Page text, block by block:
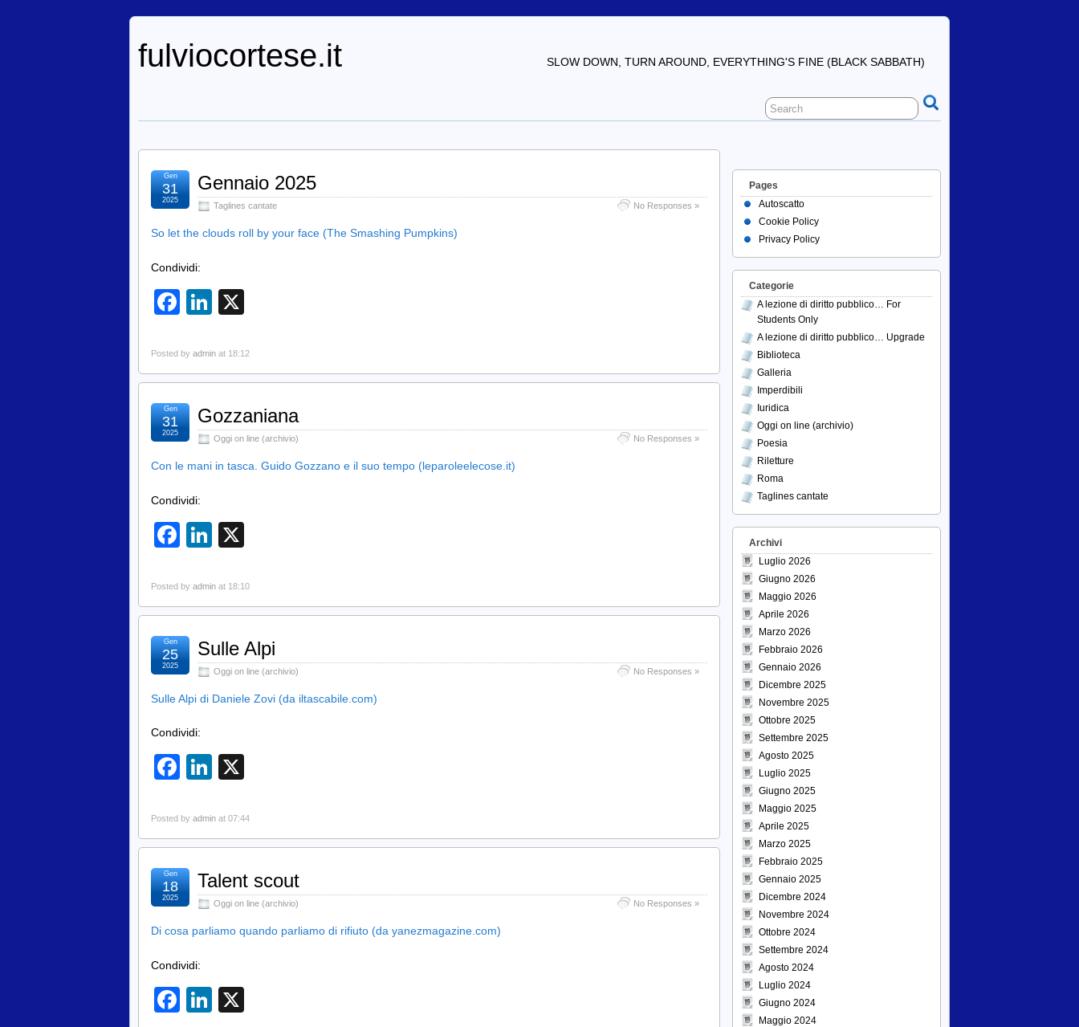
fulviocortese.it SLOW DOWN, TURN AROUND, EVERYTHING'S FINE (BLACK SABBATH)
Gennaio 2025
Taglines cantate No Responses »
Gen
31
2025
So let the clouds roll by your face (The Smashing Pumpkins)
Condividi:
Facebook
LinkedIn
Posted by admin at 18:12
Gozzaniana
Oggi on line (archivio) No Responses »
Gen
31
2025
Con le mani in tasca. Guido Gozzano e il suo tempo (leparoleelecose.it)
Condividi:
Facebook
LinkedIn
Posted by admin at 18:10
Sulle Alpi
Oggi on line (archivio) No Responses »
Gen
25
2025
Sulle Alpi di Daniele Zovi (da iltascabile.com)
Condividi:
Facebook
LinkedIn
Posted by admin at 07:44
Talent scout
Oggi on line (archivio) No Responses »
Gen
18
2025
Di cosa parliamo quando parliamo di rifiuto (da yanezmagazine.com)
Condividi:
Facebook
LinkedIn
Pages
Autoscatto
Cookie Policy
Privacy Policy
Categorie
A lezione di diritto pubblico… For
Students Only
A lezione di diritto pubblico… Upgrade
Biblioteca
Galleria
Imperdibili
Iuridica
Oggi on line (archivio)
Poesia
Riletture
Roma
Taglines cantate
Archivi
Luglio 2026
Giugno 2026
Maggio 2026
Aprile 2026
Marzo 2026
Febbraio 2026
Gennaio 2026
Dicembre 2025
Novembre 2025
Ottobre 2025
Settembre 2025
Agosto 2025
Luglio 2025
Giugno 2025
Maggio 2025
Aprile 2025
Marzo 2025
Febbraio 2025
Gennaio 2025
Dicembre 2024
Novembre 2024
Ottobre 2024
Settembre 2024
Agosto 2024
Luglio 2024
Giugno 2024
Maggio 2024